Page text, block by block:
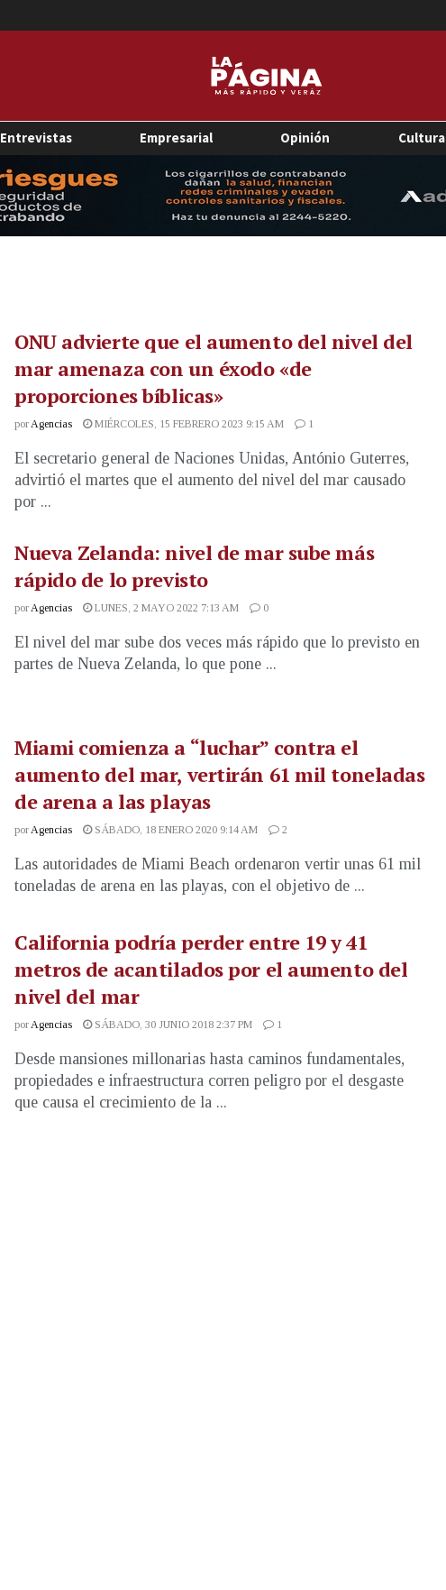
Entrevistas Empresarial Opinión Cultura
ONU advierte que el aumento del nivel del
mar amenaza con un éxodo «de
proporciones bíblicas»
porAgencias MIÉRCOLES, 15 FEBRERO 2023 9:15 AM 1
El secretario general de Naciones Unidas, António Guterres,
advirtió el martes que el aumento del nivel del mar causado
por ...
Nueva Zelanda: nivel de mar sube más
rápido de lo previsto
porAgencias LUNES, 2 MAYO 2022 7:13 AM 0
El nivel del mar sube dos veces más rápido que lo previsto en
partes de Nueva Zelanda, lo que pone ...
Miami comienza a “luchar” contra el
aumento del mar, vertirán 61 mil toneladas
de arena a las playas
porAgencias SÁBADO, 18 ENERO 2020 9:14 AM 2
Las autoridades de Miami Beach ordenaron vertir unas 61 mil
toneladas de arena en las playas, con el objetivo de ...
California podría perder entre 19 y 41
metros de acantilados por el aumento del
nivel del mar
por Agencias SÁBADO, 30 JUNIO 2018 2:37 PM 1
Desde mansiones millonarias hasta caminos fundamentales,
propiedades e infraestructura corren peligro por el desgaste
que causa el crecimiento de la ...